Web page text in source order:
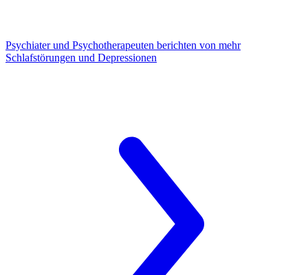
Psychiater und Psychotherapeuten berichten von mehr
Schlafstörungen und Depressionen